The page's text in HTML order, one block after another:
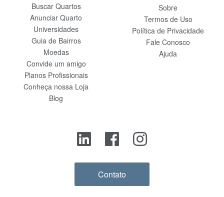
Buscar Quartos
Anunciar Quarto
Universidades
Guia de Bairros
Moedas
Convide um amigo
Planos Profissionais
Conheça nossa Loja
Blog
Sobre
Termos de Uso
Política de Privacidade
Fale Conosco
Ajuda
Contato